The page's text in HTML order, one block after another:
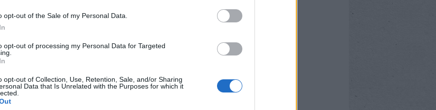
opt-out of the Sale of my Personal Data.
opt-out of processing my Personal Data for Targeted
opt-out of Collection, Use, Retention, Sale, and/or Sharing
Data that Is Unrelated with the Purposes for which it
készítését mutatják be,
fillérekből, vagy ingyen, de mínusz
egyedik prototípus jelleggel. Sok
FACEBOOK OLDALUNK